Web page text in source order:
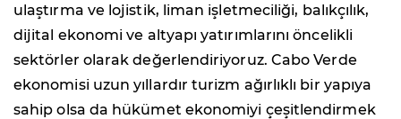
ulaştırma ve lojistik, liman işletmeciliği, balıkçılık,
dijital ekonomi ve altyapı yatırımlarını öncelikli
sektörler olarak değerlendiriyoruz. Cabo Verde
ekonomisi uzun yıllardır turizm ağırlıklı bir yapıya
sahip olsa da hükümet ekonomiyi çeşitlendirmek